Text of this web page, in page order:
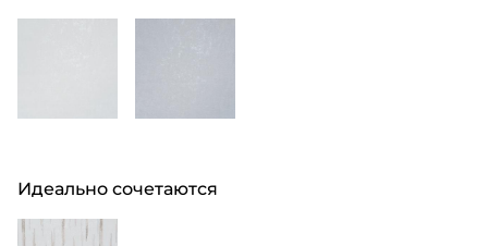
Идеально сочетаются